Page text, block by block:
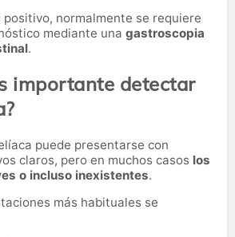
positivo, normalmente se requiere
mediante una gastroscopia
.
importante detectar
puede presentarse con
claros, pero en muchos casos los
o incluso inexistentes.
más habituales se